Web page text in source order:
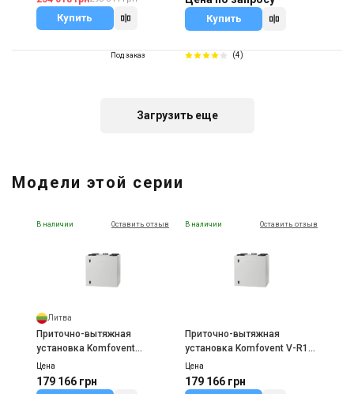
Купить Купить
Под заказ (4)
установка Systemair SAVE
VTC 300 L
Купить
Загрузить еще
Модели этой серии
В наличии Оставить отзыв
Литва
Приточно-вытяжная
установка Komfovent
Domekt R 400
Цена
179 166 грн
В наличии Оставить отзыв
Приточно-вытяжная
установка Komfovent V-R1-
F7/M5-C6M-L/A
Цена
179 166 грн